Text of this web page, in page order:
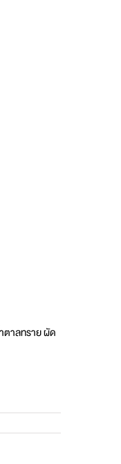
ตาลทราย ผัด